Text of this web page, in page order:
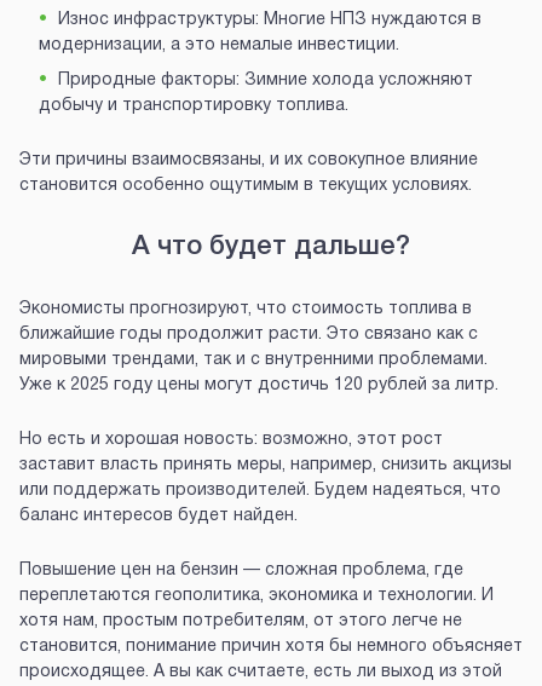
Износ инфраструктуры: Многие НПЗ нуждаются в
модернизации, а это немалые инвестиции.
Природные факторы: Зимние холода усложняют
добычу и транспортировку топлива.
Эти причины взаимосвязаны, и их совокупное влияние
становится особенно ощутимым в текущих условиях.
А что будет дальше?
Экономисты прогнозируют, что стоимость топлива в
ближайшие годы продолжит расти. Это связано как с
мировыми трендами, так и с внутренними проблемами.
Уже к 2025 году цены могут достичь 120 рублей за литр.
Но есть и хорошая новость: возможно, этот рост
заставит власть принять меры, например, снизить акцизы
или поддержать производителей. Будем надеяться, что
баланс интересов будет найден.
Повышение цен на бензин — сложная проблема, где
переплетаются геополитика, экономика и технологии. И
хотя нам, простым потребителям, от этого легче не
становится, понимание причин хотя бы немного объясняет
происходящее. А вы как считаете, есть ли выход из этой